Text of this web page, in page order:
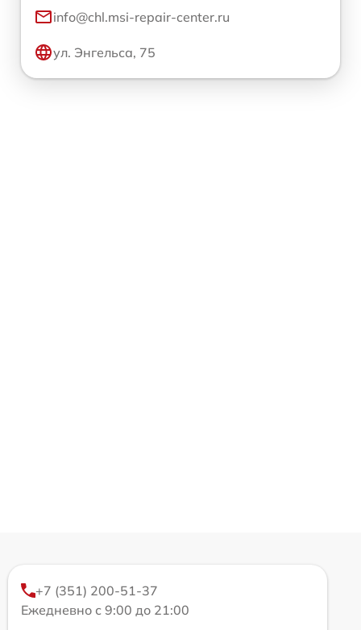
info@chl.msi-repair-center.ru
ул. Энгельса, 75
+7 (351) 200-51-37
Ежедневно с 9:00 до 21:00